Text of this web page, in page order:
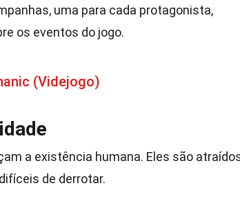
uma para cada protagonista,
os eventos do jogo.
(Videjogo)
a existência humana. Eles são
de derrotar.